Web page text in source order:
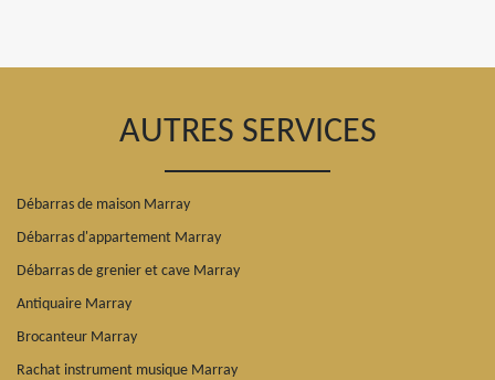
AUTRES SERVICES
Débarras de maison Marray
Débarras d'appartement Marray
Débarras de grenier et cave Marray
Antiquaire Marray
Brocanteur Marray
Rachat instrument musique Marray